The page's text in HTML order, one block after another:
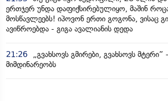
ერთჯერ უნდა დაფიქსირებულიყო, მაშინ
მოსწავლეებს! იპოვონ ერთი გოგონა, ვისაც
ავიწროებდა - გიგა ავალიანის დედა
21:26
„გვახსოვს გმირები, გვახსოვს
მიმდინარეობს